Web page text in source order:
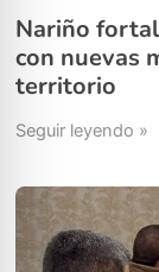
Nariño
con nuevas
territorio
Seguir leyendo »